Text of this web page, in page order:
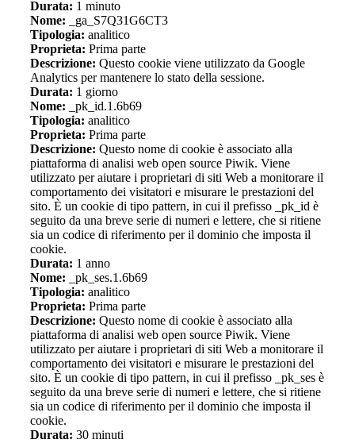
Durata: 1 minuto
Nome: _ga_S7Q31G6CT3
Tipologia: analitico
Proprieta: Prima parte
Descrizione: Questo cookie viene utilizzato da Google
Analytics per mantenere lo stato della sessione.
Durata: 1 giorno
Nome: _pk_id.1.6b69
Tipologia: analitico
Proprieta: Prima parte
Descrizione: Questo nome di cookie è associato alla
piattaforma di analisi web open source Piwik. Viene
utilizzato per aiutare i proprietari di siti Web a monitorare il
comportamento dei visitatori e misurare le prestazioni del
sito. È un cookie di tipo pattern, in cui il prefisso _pk_id è
seguito da una breve serie di numeri e lettere, che si ritiene
sia un codice di riferimento per il dominio che imposta il
cookie.
Durata: 1 anno
Nome: _pk_ses.1.6b69
Tipologia: analitico
Proprieta: Prima parte
Descrizione: Questo nome di cookie è associato alla
piattaforma di analisi web open source Piwik. Viene
utilizzato per aiutare i proprietari di siti Web a monitorare il
comportamento dei visitatori e misurare le prestazioni del
sito. È un cookie di tipo pattern, in cui il prefisso _pk_ses è
seguito da una breve serie di numeri e lettere, che si ritiene
sia un codice di riferimento per il dominio che imposta il
cookie.
Durata: 30 minuti